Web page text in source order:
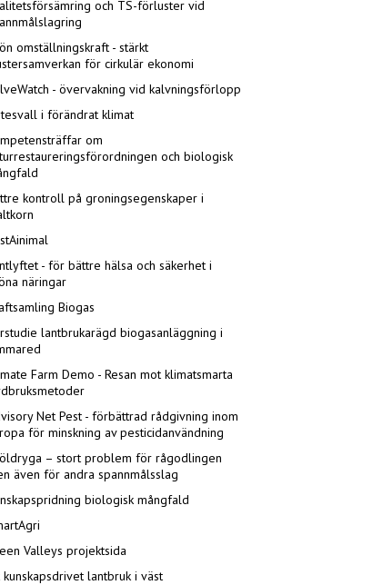
och TS-förluster vid
omställningskraft - stärkt
för cirkulär ekonomi
- övervakning vid kalvningsförlopp
i förändrat klimat
om
och biologisk
kontroll på groningsegenskaper i
- för bättre hälsa och säkerhet i
näringar
Biogas
lantbrukarägd biogasanläggning i
Farm Demo - Resan mot klimatsmarta
Net Pest - förbättrad rådgivning inom
för minskning av pesticidanvändning
– stort problem för rågodlingen
även för andra spannmålsslag
biologisk mångfald
Valleys projektsida
kunskapsdrivet lantbruk i väst